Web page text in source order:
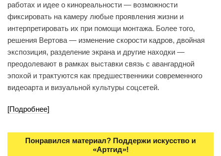
работах и идее о кинореальности — возможности
фиксировать на камеру любые проявления жизни и
интерпретировать их при помощи монтажа. Более того,
решения Вертова — изменение скорости кадров, двойная
экспозиция, разделение экрана и другие находки —
преодолевают в рамках выставки связь с авангардной
эпохой и трактуются как предшественники современного
видеоарта и визуальной культуры соцсетей.
[Подробнее]
Понравился материал? Поддержи искусство и
«Артгид»!